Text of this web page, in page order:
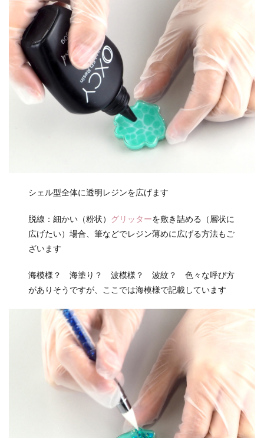
シェル型全体に透明レジンを広げます
脱線：細かい（粉状） グリッターを敷き詰める（層状に
広げたい）場合、筆などでレジン薄めに広げる方法もご
ざいます
海模様？ 海塗り？ 波模様？ 波紋？ 色々な呼び方
がありそうですが、ここでは海模様で記載しています